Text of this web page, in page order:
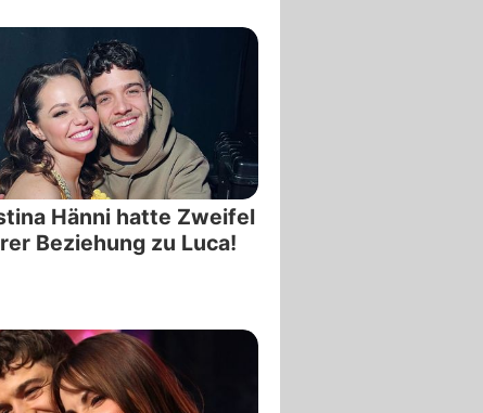
Hänni hatte Zweifel
Beziehung zu Luca!